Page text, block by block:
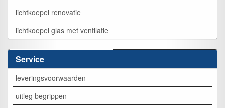
lichtkoepel renovatie
lichtkoepel glas met ventilatie
Service
leveringsvoorwaarden
uitleg begrippen